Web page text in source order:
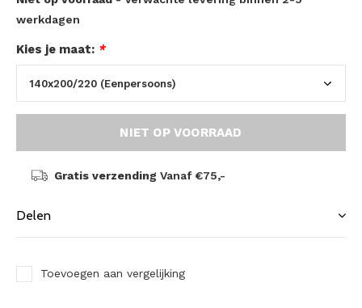
werkdagen
Kies je maat: *
NIET OP VOORRAAD
Gratis verzending Vanaf €75,-
Delen
Toevoegen aan vergelijking